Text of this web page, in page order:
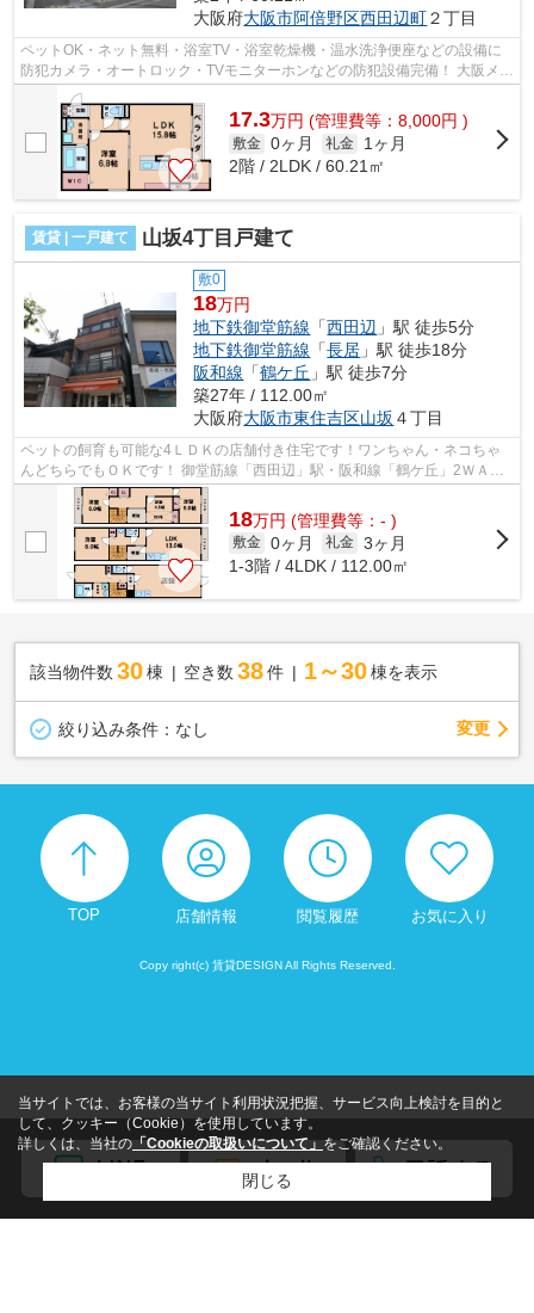
大阪府大阪市阿倍野区西田辺町２丁目
ペットOK・ネット無料・浴室TV・浴室乾燥機・温水洗浄便座などの設備に
防犯カメラ・オートロック・TVモニターホンなどの防犯設備完備！ 大阪メト
ロ御堂筋線・西田辺駅、JR阪和線・鶴...
17.3万円 (管理費等：8,000円 )
敷金 0ヶ月 礼金
1ヶ月
2階 / 2LDK / 60.21㎡
賃貸 | 一戸建て 山坂4丁目戸建て
敷0
18万円
地下鉄御堂筋線 「西田辺 」駅 徒歩5分
地下鉄御堂筋線 「長居 」駅 徒歩18分
阪和線 「鶴ケ丘 」駅 徒歩7分
築27年 / 112.00㎡
大阪府大阪市東住吉区山坂 ４丁目
ペットの飼育も可能な4ＬＤＫの店舗付き住宅です！ワンちゃん・ネコちゃ
んどちらでもＯＫです！ 御堂筋線「西田辺」駅・阪和線「鶴ケ丘」2ＷＡＹ
アクセス可能な好立地な場所です！ シ...
18万円 (管理費等：- )
敷金 0ヶ月 礼金 3ヶ月
1-3階 / 4LDK / 112.00㎡
該当物件数 30棟 空き数 38 件 1～30 棟を表示
絞り込み条件： なし 変更
TOP 店舗情報 閲覧履歴 お気に入り
Copy right(c) 賃貸DESIGN All Rights Reserved.
当サイトでは、お客様の当サイト利用状況把握、サービス向上検討を目的と
して、クッキー（Cookie）を使用しています。
詳しくは、当社の 「Cookieの取扱いについて」 をご確認ください。
閉じる